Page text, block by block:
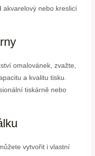
akvarelový nebo kreslicí
omalovánek, zvažte,
a kvalitu tisku.
tiskárně nebo
vytvořit i vlastní